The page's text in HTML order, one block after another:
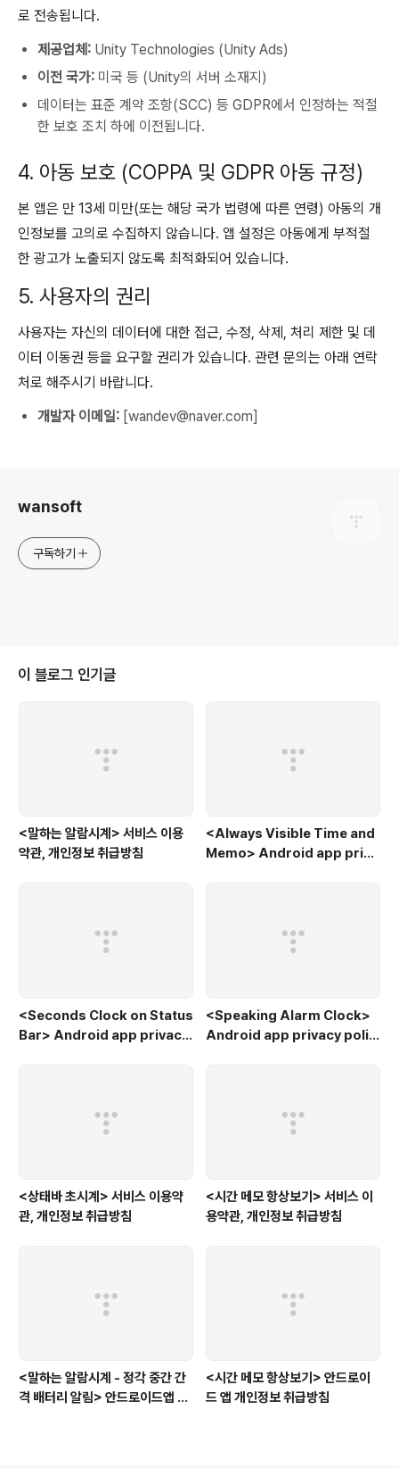
로 전송됩니다.
제공업체: Unity Technologies (Unity Ads)
이전 국가: 미국 등 (Unity의 서버 소재지)
데이터는 표준 계약 조항(SCC) 등 GDPR에서 인정하는 적절
한 보호 조치 하에 이전됩니다.
4. 아동 보호 (COPPA 및 GDPR 아동 규정)
본 앱은 만 13세 미만(또는 해당 국가 법령에 따른 연령) 아동의 개
인정보를 고의로 수집하지 않습니다. 앱 설정은 아동에게 부적절
한 광고가 노출되지 않도록 최적화되어 있습니다.
5. 사용자의 권리
사용자는 자신의 데이터에 대한 접근, 수정, 삭제, 처리 제한 및 데
이터 이동권 등을 요구할 권리가 있습니다. 관련 문의는 아래 연락
처로 해주시기 바랍니다.
개발자 이메일: [wandev@naver.com]
wansoft
구독하기
이 블로그 인기글
<말하는 알람시계> 서비스 이용
약관, 개인정보 취급방침
<Always Visible Time and
Memo> Android app priva
<Seconds Clock on Status
Bar> Android app privacy
<Speaking Alarm Clock>
Android app privacy polic
<상태바 초시계> 서비스 이용약
관, 개인정보 취급방침
<시간 메모 항상보기> 서비스 이
용약관, 개인정보 취급방침
<말하는 알람시계 - 정각 중간 간
격 배터리 알림> 안드로이드앱 개
<시간 메모 항상보기> 안드로이
드 앱 개인정보 취급방침